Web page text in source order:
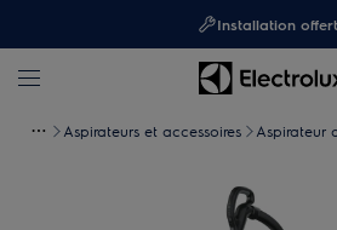
Installation
Aspirateurs et accessoires Aspirateur